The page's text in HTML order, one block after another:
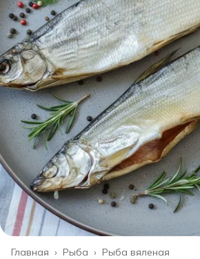
Рыба вяленая
Рыба ›
Главная ›